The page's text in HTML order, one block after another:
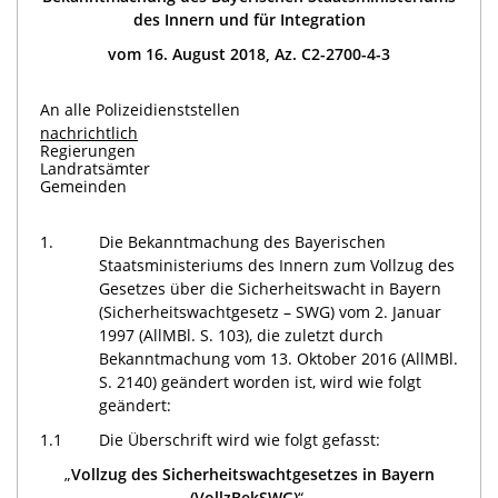
des Innern und für Integration
vom 16. August 2018, Az. C2-2700-4-3
An alle Polizeidienststellen
nachrichtlich
Regierungen
Landratsämter
Gemeinden
1.
Die Bekanntmachung des Bayerischen
Staatsministeriums des Innern zum Vollzug des
Gesetzes über die Sicherheitswacht in Bayern
(Sicherheitswachtgesetz – SWG) vom 2. Januar
1997 (AllMBl. S. 103), die zuletzt durch
Bekanntmachung vom 13. Oktober 2016 (AllMBl.
S. 2140) geändert worden ist, wird wie folgt
geändert:
1.1
Die Überschrift wird wie folgt gefasst:
„Vollzug des Sicherheitswachtgesetzes in Bayern